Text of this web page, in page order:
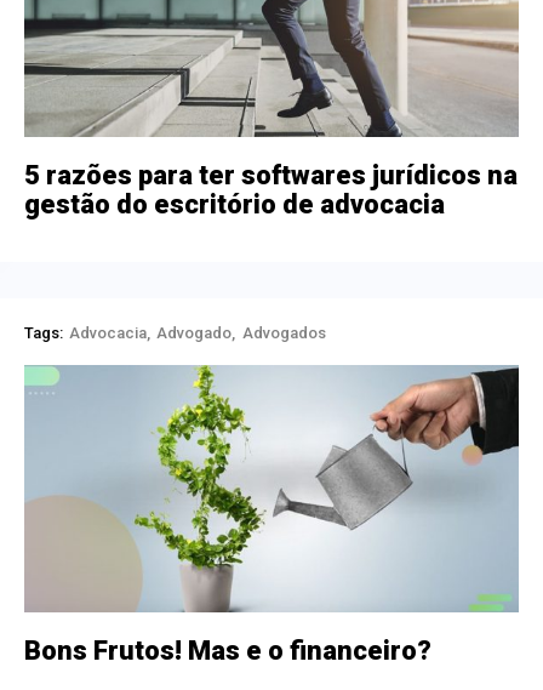
5 razões para ter softwares jurídicos na
gestão do escritório de advocacia
Tags: Advocacia Advogado Advogados
Bons Frutos! Mas e o financeiro?